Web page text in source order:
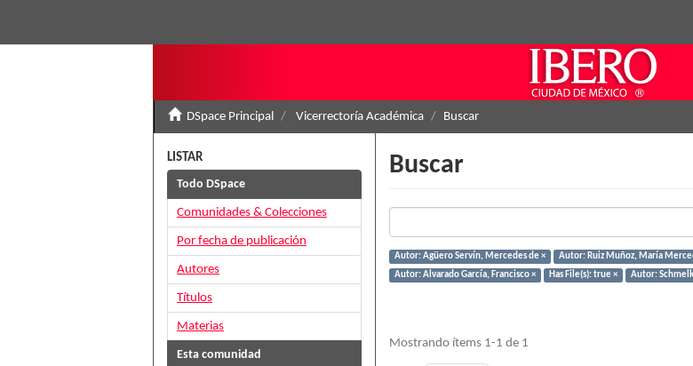
DSpace Principal Vicerrectoría Académica Buscar
Buscar
Autor: Agüero Servín, Mercedes de × Autor: Ruiz Muñoz, María
Autor: Alvarado García, Francisco ×
Has File(s): true × Autor:
Mostrando ítems 1-1 de 1
LISTAR
Todo DSpace
Comunidades & Colecciones
Por fecha de publicación
Autores
Títulos
Materias
Esta comunidad